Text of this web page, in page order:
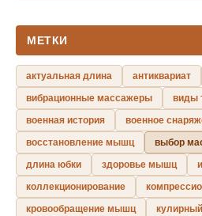
МЕТКИ
актуальная длина антиквариат
вибрационные массажеры
виды
военная история
военное
восстановление мышц
выбор
длина юбки
здоровье мышц
коллекционирование
кровообращение мышц